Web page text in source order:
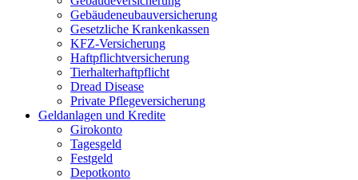
Gebäudeneubauversicherung
Gesetzliche Krankenkassen
KFZ-Versicherung
Haftpflichtversicherung
Tierhalterhaftpflicht
Dread Disease
Private Pflegeversicherung
Geldanlagen und Kredite
Girokonto
Tagesgeld
Festgeld
Depotkonto